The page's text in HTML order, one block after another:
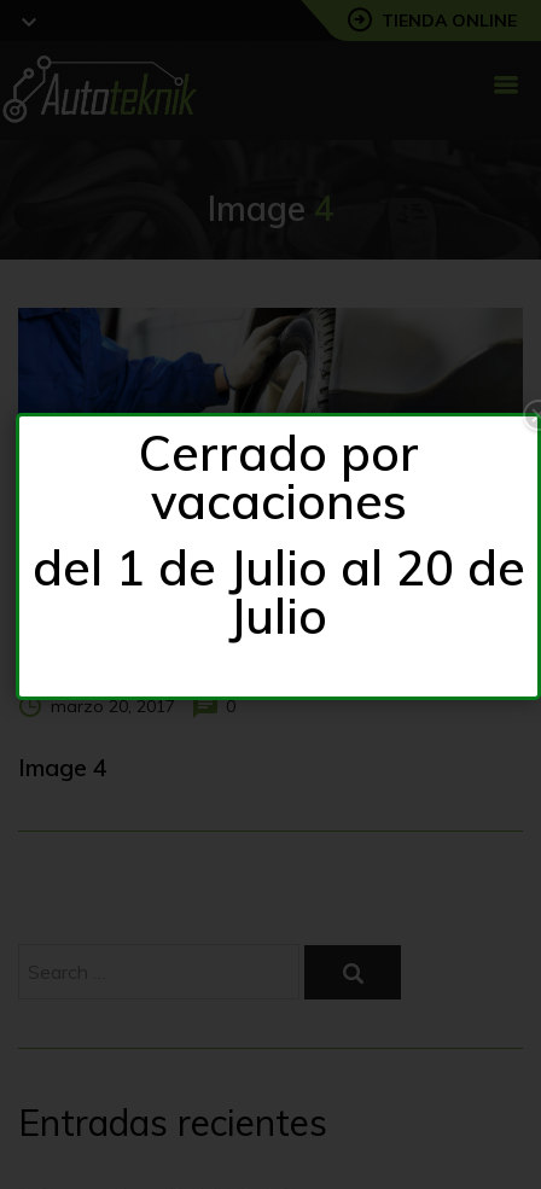
TIENDA ONLINE
Image 4
marzo 20, 2017 0
Image 4
Entradas recientes
Cerrado por
vacaciones
del 1 de Julio al 20 de
Julio